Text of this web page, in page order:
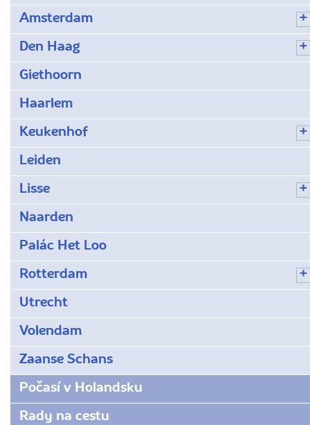
Amsterdam
Den Haag
Giethoorn
Haarlem
Keukenhof
Leiden
Lisse
Naarden
Palác Het Loo
Rotterdam
Utrecht
Volendam
Zaanse Schans
Počasí v Holandsku
Rady na cestu